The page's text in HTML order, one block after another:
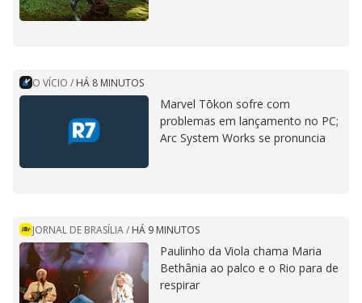
O VÍCIO / HÁ 8 MINUTOS
Marvel Tōkon sofre com
problemas em lançamento no PC;
Arc System Works se pronuncia
JORNAL DE BRASÍLIA/ HÁ 9 MINUTOS
Paulinho da Viola chama Maria
Bethânia ao palco e o Rio para de
respirar